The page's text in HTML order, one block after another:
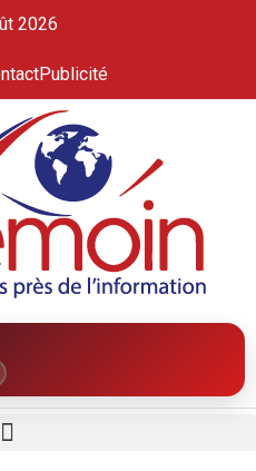
2026
Publicité